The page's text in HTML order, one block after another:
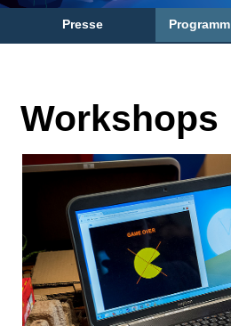
Presse Programm
Workshops